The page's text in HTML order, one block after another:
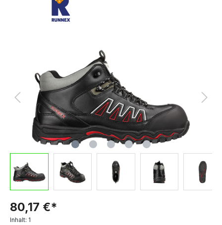
80,17 €*
Inhalt: 1